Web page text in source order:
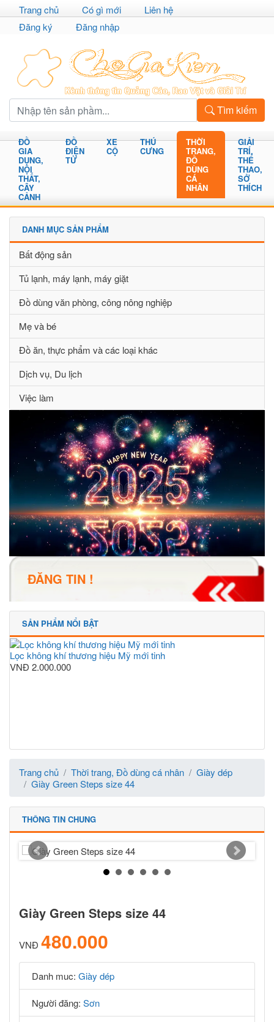
Trang chủ Có gì mới
Liên hệ
Đăng ký
Đăng nhập
Tìm kiếm
ĐỒ
GIA
DỤNG,
NỘI
THẤT,
CÂY
CẢNH
ĐỒ
ĐIỆN
TỬ
XE
CỘ
THÚ
CƯNG
THỜI
TRANG,
ĐỒ
DÙNG
CÁ
NHÂN
GIẢI
TRÍ,
THỂ
THAO,
SỞ
THÍCH
DANH MỤC SẢN PHẨM
Bất động sản
Tủ lạnh, máy lạnh, máy giặt
Đồ dùng văn phòng, công nông nghiệp
Mẹ và bé
Đồ ăn, thực phẩm và các loại khác
Dịch vụ, Du lịch
Việc làm
ĐĂNG TIN !
SẢN PHẨM NỔI BẬT
Lọc không khí thương hiệu Mỹ mới tinh
VNĐ 2.000.000
Trang chủ Thời trang, Đồ dùng cá nhân
Giày dép
Giày Green Steps size 44
THÔNG TIN CHUNG
Giày Green Steps size 44
VNĐ 480.000
Danh muc: Giày dép
Người đăng: Sơn